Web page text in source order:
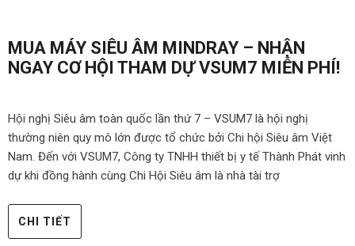
MUA MÁY SIÊU ÂM MINDRAY – NHẬN
NGAY CƠ HỘI THAM DỰ VSUM7 MIỄN PHÍ!
Hội nghị Siêu âm toàn quốc lần thứ 7 – VSUM7 là hội nghị
thường niên quy mô lớn được tổ chức bởi Chi hội Siêu âm Việt
Nam. Đến với VSUM7, Công ty TNHH thiết bị y tế Thành Phát vinh
dự khi đồng hành cùng Chi Hội Siêu âm là nhà tài trợ
CHI TIẾT